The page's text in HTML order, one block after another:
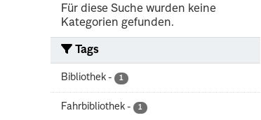
Für diese Suche wurden keine
Kategorien gefunden.
Tags
Bibliothek - 1
Fahrbibliothek - 1